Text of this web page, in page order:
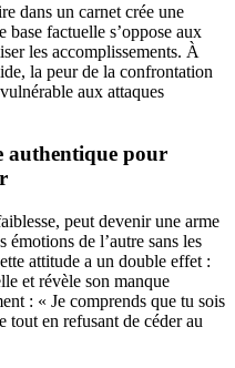
dans un carnet crée une
factuelle s’oppose aux
les accomplissements. À
la peur de la confrontation
aux attaques
authentique pour
peut devenir une arme
de l’autre sans les
attitude a un double effet :
et révèle son manque
: « Je comprends que tu sois
tout en refusant de céder au